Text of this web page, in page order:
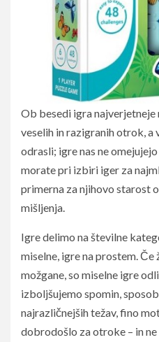
Ob besedi igra
veselih in razigranih otrok, a
odrasli; igre nas ne
morate pri izbiri iger za
primerna za njihovo starost
mišljenja.
Igre delimo na številne
miselne, igre na prostem.
možgane, so miselne igre
izboljšujemo spomin,
najrazličnejših težav, fino
dobrodošlo za otroke – in